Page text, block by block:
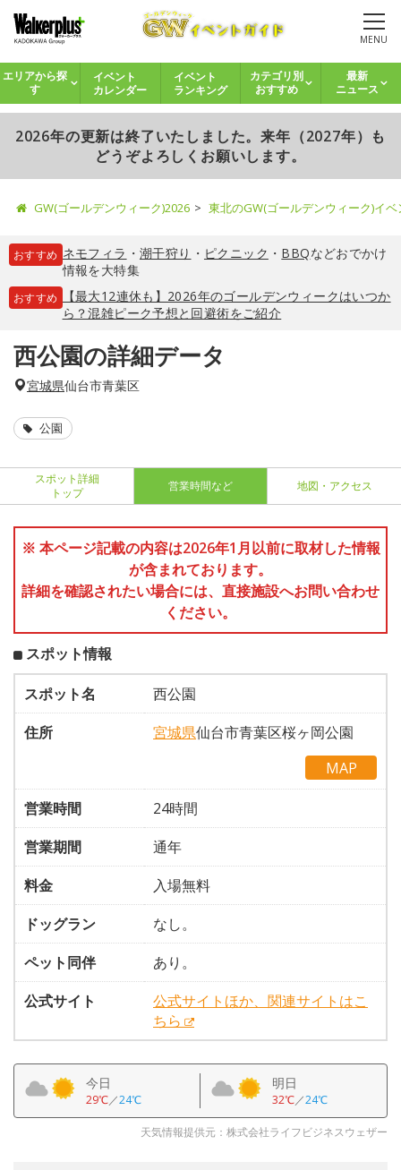
MENU
エリアから探
す
イベント
カレンダー
イベント
ランキング
カテゴリ別
おすすめ
最新
ニュース
2026年の更新は終了いたしました。来年（2027年）も
どうぞよろしくお願いします。
GW(ゴールデンウィーク)2026 東北のGW(ゴールデンウィーク)イ
おすすめ ネモフィラ ・ 潮干狩り ・ ピクニック ・ BBQなどおでかけ
情報を大特集
おすすめ
【最大12連休も】2026年のゴールデンウィークはいつか
ら？混雑ピーク予想と回避術をご紹介
西公園の詳細データ
宮城県仙台市青葉区
公園
スポット詳細
トップ
営業時間など 地図・アクセス
※ 本ページ記載の内容は2026年1月以前に取材した情報
が含まれております。
詳細を確認されたい場合には、直接施設へお問い合わせ
ください。
スポット情報
スポット名
西公園
住所
宮城県仙台市青葉区桜ヶ岡公園
MAP
営業時間
24時間
営業期間
通年
料金
入場無料
ドッグラン
なし。
ペット同伴
あり。
公式サイト
公式サイトほか、関連サイトはこ
ちら
今日
29℃／24℃
明日
32℃／24℃
天気情報提供元：株式会社ライフビジネスウェザー